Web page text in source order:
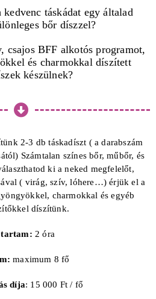
táskádat egy általad
bőr díszzel?
csajos BFF alkotós programot,
és charmokkal díszített
készülnek?
2-3 db táskadíszt ( a darabszám
Számtalan színes bőr, műbőr, és
ki a neked megfelelőt,
( virág, szív, lóhere…) érjük el a
charmokkal és egyéb
díszítünk.
2 óra
maximum 8 fő
díja: 15 000 Ft / fő